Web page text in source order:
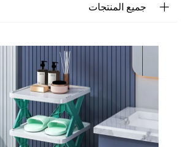
جميع المنتجات